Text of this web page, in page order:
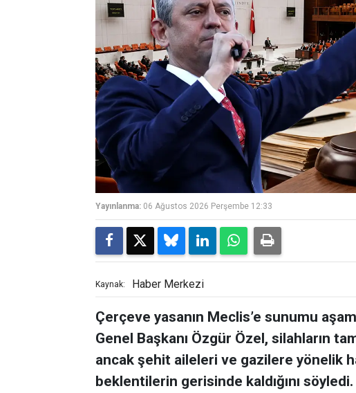
Yayınlanma: 06 Ağustos 2026 Perşembe 12:33
Kaynak: Haber Merkezi
Çerçeve yasanın Meclis’e sunumu
Genel Başkanı Özgür Özel, silahların
ancak şehit aileleri ve gazilere yönelik
beklentilerin gerisinde kaldığını söyledi.